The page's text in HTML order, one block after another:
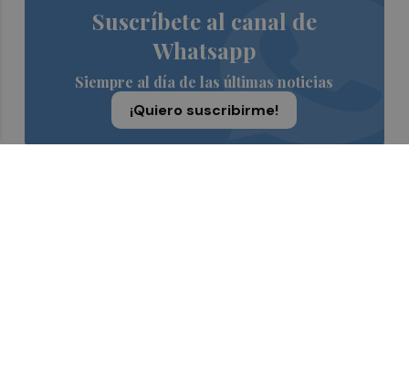
Suscríbete al canal de
Whatsapp
Siempre al día de las últimas noticias
¡Quiero suscribirme!